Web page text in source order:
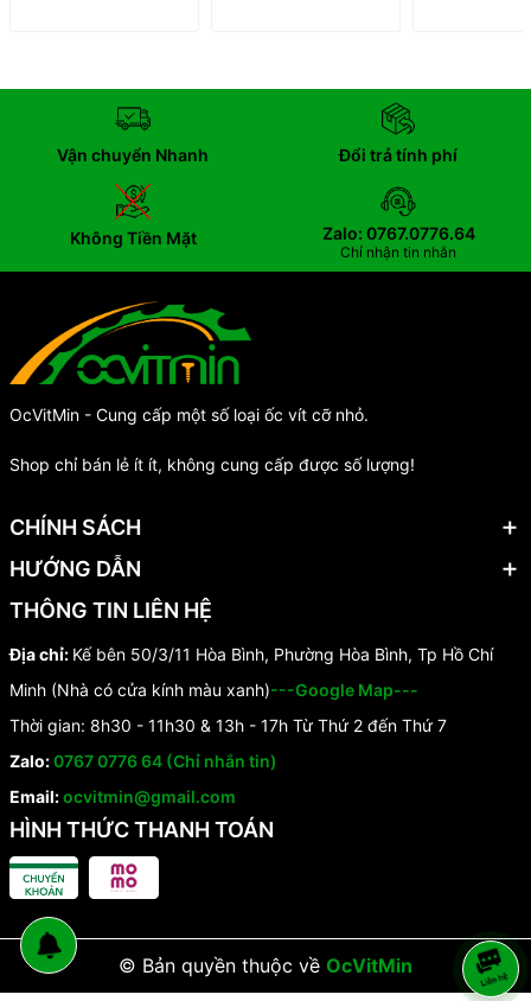
Vận chuyển Nhanh Đổi trả tính phí
Không Tiền Mặt Zalo: 0767.0776.64
Chỉ nhận tin nhắn
OcVitMin - Cung cấp một số loại ốc vít cỡ nhỏ.
Shop chỉ bán lẻ ít ít, không cung cấp được số lượng!
CHÍNH SÁCH
HƯỚNG DẪN
THÔNG TIN LIÊN HỆ
Địa chỉ: Kế bên 50/3/11 Hòa Bình, Phường Hòa Bình, Tp Hồ Chí
Minh (Nhà có cửa kính màu xanh)---Google Map---
Thời gian: 8h30 - 11h30 & 13h - 17h Từ Thứ 2 đến Thứ 7
Zalo:0767 0776 64 (Chỉ nhắn tin)
Email:ocvitmin@gmail.com
HÌNH THỨC THANH TOÁN
© Bản quyền thuộc về OcVitMin